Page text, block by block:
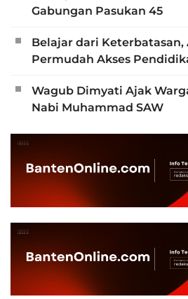
Gabungan Pasukan 45
Belajar dari Keterbatasan,
Permudah Akses
Wagub Dimyati Ajak
Nabi Muhammad SAW